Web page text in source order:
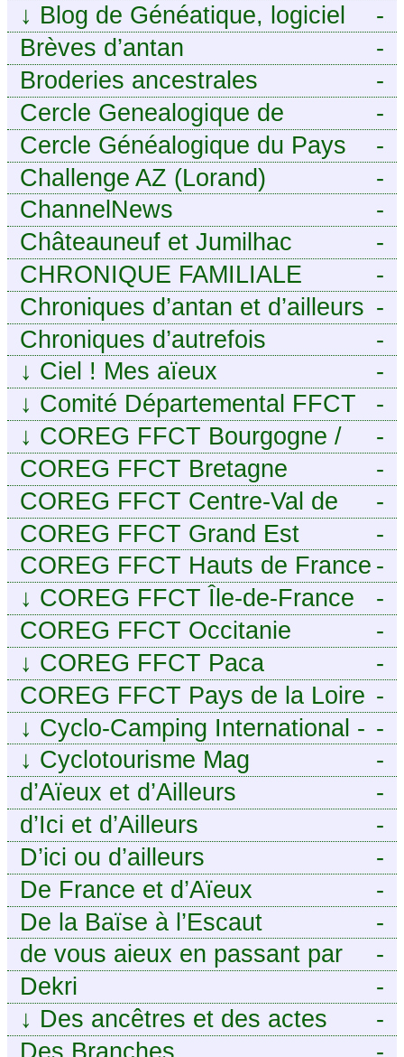
-
↓ Blog de Généatique, logiciel
de généalogie
-
Brèves d’antan
-
Broderies ancestrales
-
Cercle Genealogique de
l’Aveyron
-
Cercle Généalogique du Pays
de Caux - Seine-Maritime
-
Challenge AZ (Lorand)
-
ChannelNews
-
Châteauneuf et Jumilhac
-
CHRONIQUE FAMILIALE
-
Chroniques d’antan et d’ailleurs
-
Chroniques d’autrefois
-
↓ Ciel ! Mes aïeux
-
↓ Comité Départemental FFCT
du Cher
-
↓ COREG FFCT Bourgogne /
Franche-Comté
-
COREG FFCT Bretagne
-
COREG FFCT Centre-Val de
Loire
-
COREG FFCT Grand Est
-
COREG FFCT Hauts de France
-
↓ COREG FFCT Île-de-France
-
COREG FFCT Occitanie
-
↓ COREG FFCT Paca
-
COREG FFCT Pays de la Loire
-
↓ Cyclo-Camping International -
Le voyage à vélo
-
↓ Cyclotourisme Mag
-
d’Aïeux et d’Ailleurs
-
d’Ici et d’Ailleurs
-
D’ici ou d’ailleurs
-
De France et d’Aïeux
-
De la Baïse à l’Escaut
-
de vous aieux en passant par
moi
-
Dekri
-
↓ Des ancêtres et des actes
-
Des Branches